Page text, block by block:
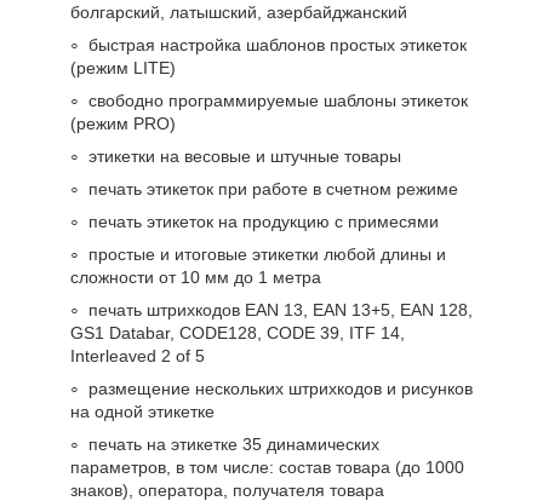
болгарский, латышский, азербайджанский
быстрая настройка шаблонов простых этикеток
(режим LITE)
свободно программируемые шаблоны этикеток
(режим PRO)
этикетки на весовые и штучные товары
печать этикеток при работе в счетном режиме
печать этикеток на продукцию с примесями
простые и итоговые этикетки любой длины и
сложности от 10 мм до 1 метра
печать штрихкодов EAN 13, EAN 13+5, EAN 128,
GS1 Databar, CODE128, CODE 39, ITF 14,
Interleaved 2 of 5
размещение нескольких штрихкодов и рисунков
на одной этикетке
печать на этикетке 35 динамических
параметров, в том числе: состав товара (до 1000
знаков), оператора, получателя товара